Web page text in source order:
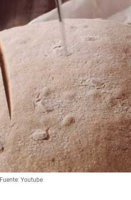
Fuente: Youtube